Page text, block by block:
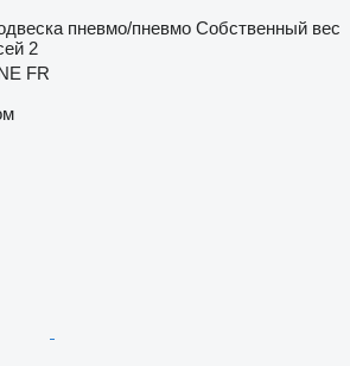
пневмо/пневмо Собственный вес
2
FR